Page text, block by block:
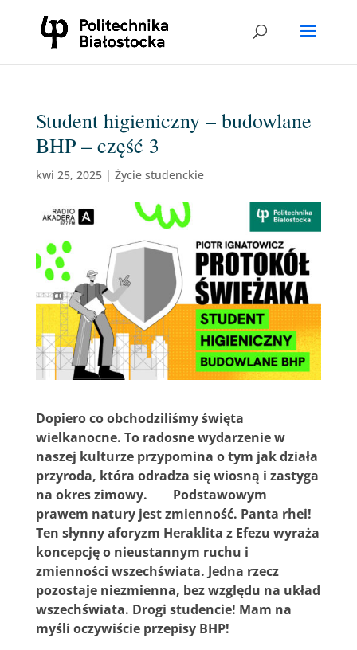
Student higieniczny – budowlane
BHP – część 3
kwi 25, 2025| Życie studenckie
Dopiero co obchodziliśmy święta
wielkanocne. To radosne wydarzenie w
naszej kulturze przypomina o tym jak działa
przyroda, która odradza się wiosną i zastyga
na okres zimowy. Podstawowym
prawem natury jest zmienność. Panta rhei!
Ten słynny aforyzm Heraklita z Efezu wyraża
koncepcję o nieustannym ruchu i
zmienności wszechświata. Jedna rzecz
pozostaje niezmienna, bez względu na układ
wszechświata. Drogi studencie! Mam na
myśli oczywiście przepisy BHP!